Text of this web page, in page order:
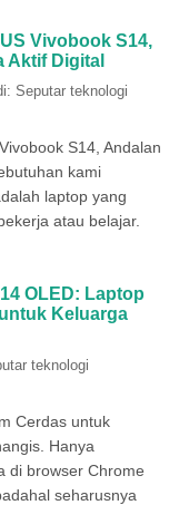
Vivobook S14,
Aktif Digital
Seputar teknologi
S14, Andalan
kami
laptop yang
atau belajar.
OLED: Laptop
Keluarga
teknologi
Cerdas untuk
Hanya
di browser Chrome
seharusnya